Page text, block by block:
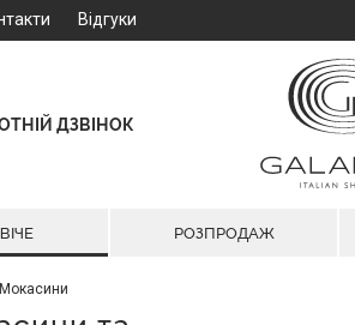
Відгуки
ДЗВІНОК
РОЗПРОДАЖ
Мокасини